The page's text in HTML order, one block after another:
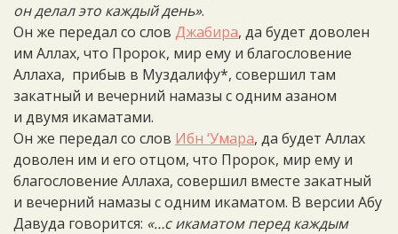
он делал это каждый день».
Он же передал со слов Джабира, да будет доволен
им Аллах, что Пророк, мир ему и благословение
Аллаха, прибыв в Муздалифу*, совершил там
закатный и вечерний намазы с одним азаном
и двумя икаматами.
Он же передал со слов Ибн ‘Умара, да будет Аллах
доволен им и его отцом, что Пророк, мир ему и
благословение Аллаха, совершил вместе закатный
и вечерний намазы с одним икаматом. В версии Абу
Давуда говорится: «…с икаматом перед каждым